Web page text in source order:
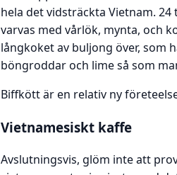
hela det vidsträckta Vietnam.
varvas med vårlök, mynta, och
långkoket av buljong över, som
böngroddar och lime så som
Biffkött är en relativ ny
Vietnamesiskt kaffe
Avslutningsvis, glöm inte att